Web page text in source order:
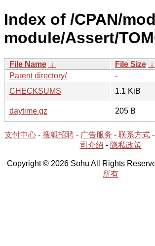
Index of /CPAN/
module/Assert/
File Name ↓ File Size ↓
Parent directory/
-
CHECKSUMS
1.1 KiB
daytime.gz
205 B
支付中心 - 搜狐招聘 - 广告服务 - 联系方式 -
司介绍 - 隐私政策
Copyright © 2026 Sohu All Rights
所有